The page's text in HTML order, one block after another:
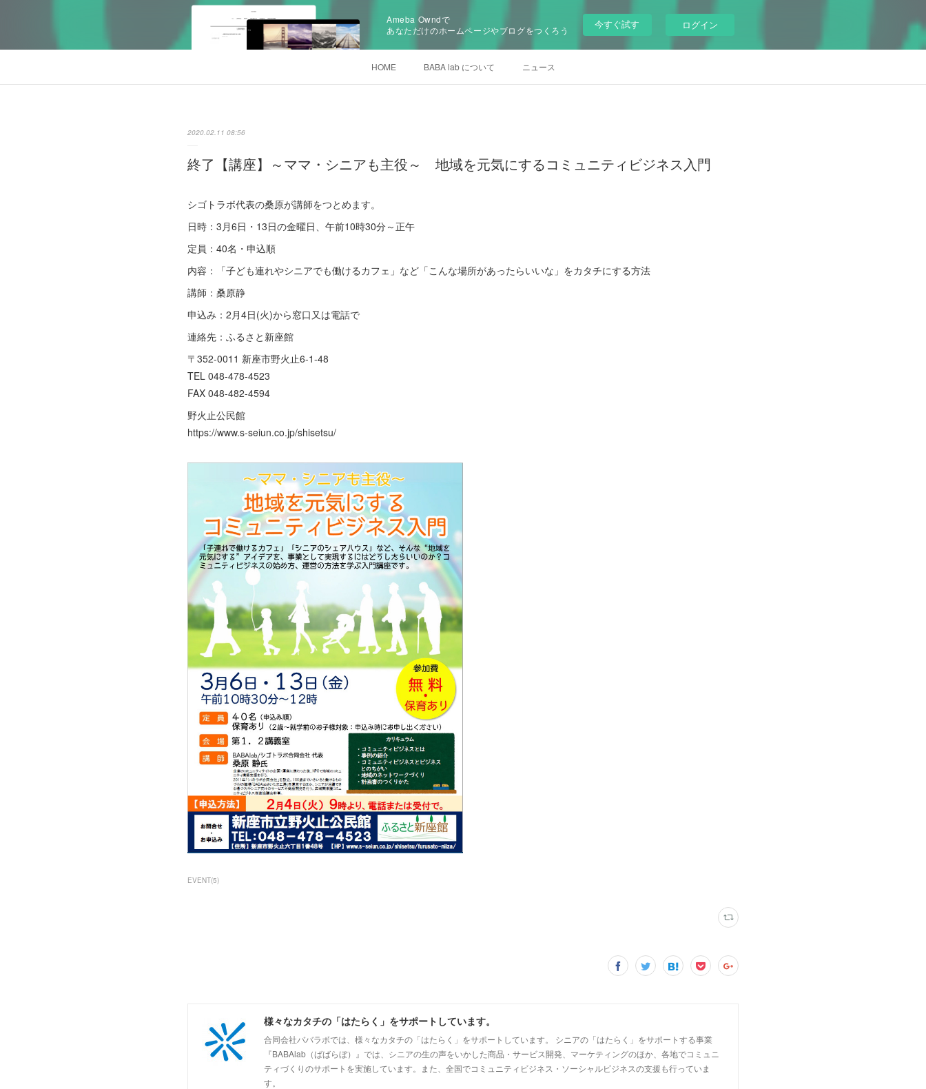
Ameba Owndで
あなただけのホームページやブログをつくろう
今すぐ試す ログイン
HOME BABA lab について ニュース
2020.02.11 08:56
終了【講座】～ママ・シニアも主役～ 地域を元気にするコミュニティビジネス入門
シゴトラボ代表の桑原が講師をつとめます。
日時：3月6日・13日の金曜日、午前10時30分～正午
定員：40名・申込順
内容：「子ども連れやシニアでも働けるカフェ」など「こんな場所があったらいいな」をカタチにする方法
講師：桑原静
申込み：2月4日(火)から窓口又は電話で
連絡先：ふるさと新座館
〒352-0011 新座市野火止6-1-48
TEL 048-478-4523
FAX 048-482-4594
野火止公民館
https://www.s-seiun.co.jp/shisetsu/
EVENT(5)
様々なカタチの「はたらく」をサポートしています。
合同会社ババラボでは、様々なカタチの「はたらく」をサポートしています。 シニアの「はたらく」をサポートする事業
『BABAlab（ばばらぼ）』では、シニアの生の声をいかした商品・サービス開発、マーケティングのほか、各地でコミュニ
ティづくりのサポートを実施しています。また、全国でコミュニティビジネス・ソーシャルビジネスの支援も行っていま
す。